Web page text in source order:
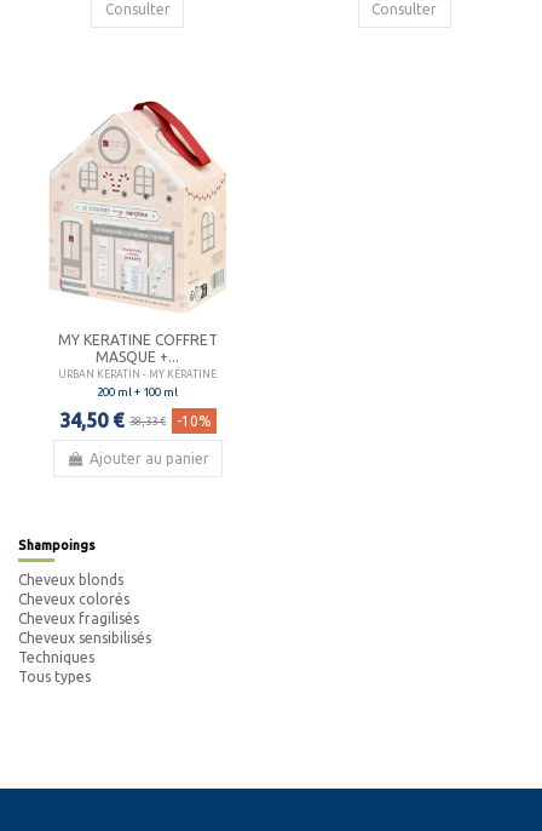
Consulter Consulter
MY KERATINE COFFRET
MASQUE +...
URBAN KERATIN - MY KÉRATINE
200 ml + 100 ml
34,50 € 38,33 € -10%
Ajouter au panier
Shampoings
Cheveux blonds
Cheveux colorés
Cheveux fragilisés
Cheveux sensibilisés
Techniques
Tous types